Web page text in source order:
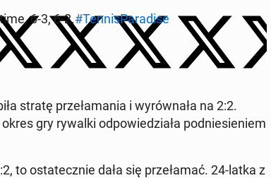
6-3, 6-2.#Ten­nis­Par­adise
stratę przeła­ma­nia i wyrów­nała na 2:2.
gry rywalki odpowiedzi­ała pod­niesie­niem
to os­tate­cznie dała się przeła­mać. 24-latka z